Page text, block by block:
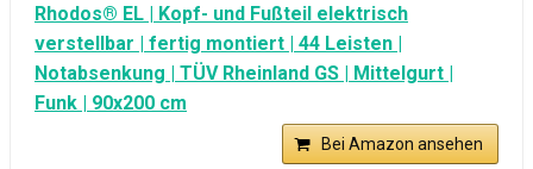
Rhodos® EL | Kopf- und Fußteil elektrisch
verstellbar | fertig montiert | 44 Leisten |
Notabsenkung | TÜV Rheinland GS | Mittelgurt |
Funk | 90x200 cm
Bei Amazon ansehen